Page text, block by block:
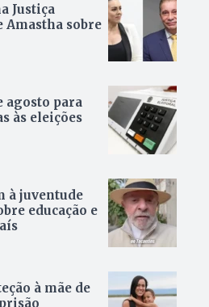
Justiça
sobre
agosto para
às eleições
à juventude
educação e
à mãe de